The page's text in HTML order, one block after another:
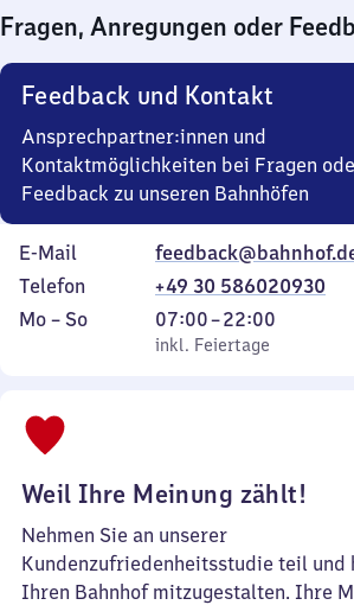
0
Uhr
Fragen, Anregungen oder
Feedback und Kontakt
Ansprechpartner:innen und
Kontaktmöglichkeiten bei Fragen
Feedback zu unseren Bahnhöfen
E-Mail
Telefon
+49 30 586020930
Montag
Mo – So,
inkl. Feiertage
07:00–22:00
Von
7
inkl. Feiertage
Weil Ihre Meinung zählt!
Nehmen Sie an unserer
Kundenzufriedenheitsstudie teil und
Ihren Bahnhof mitzugestalten. Ihre